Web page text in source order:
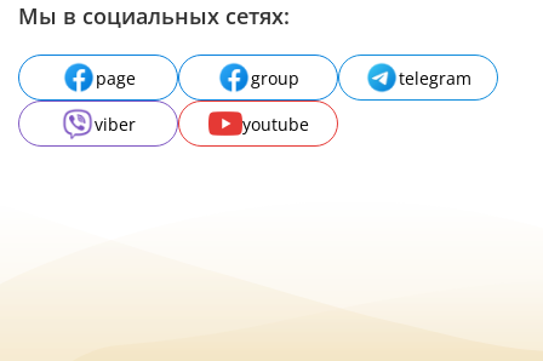
Мы в социальных сетях:
page group
telegram
viber
youtube